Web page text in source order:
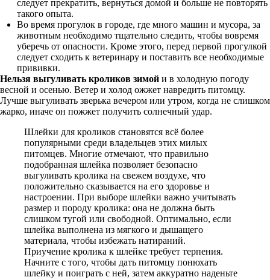
следует прекратить, вернуться домой и больше не повторять
такого опыта.
Во время прогулок в городе, где много машин и мусора, за
животным необходимо тщательно следить, чтобы вовремя
уберечь от опасности. Кроме этого, перед первой прогулкой
следует сходить к ветеринару и поставить все необходимые
прививки.
Нельзя выгуливать кроликов зимой и в холодную погоду
весной и осенью. Ветер и холод ожжет навредить питомцу.
Лучше выгуливать зверька вечером или утром, когда не слишком
жарко, иначе он пожжет получить солнечный удар.
Шлейки для кроликов становятся всё более
популярными среди владельцев этих милых
питомцев. Многие отмечают, что правильно
подобранная шлейка позволяет безопасно
выгуливать кролика на свежем воздухе, что
положительно сказывается на его здоровье и
настроении. При выборе шлейки важно учитывать
размер и породу кролика: она не должна быть
слишком тугой или свободной. Оптимально, если
шлейка выполнена из мягкого и дышащего
материала, чтобы избежать натираний.
Приучение кролика к шлейке требует терпения.
Начните с того, чтобы дать питомцу понюхать
шлейку и поиграть с ней, затем аккуратно наденьте